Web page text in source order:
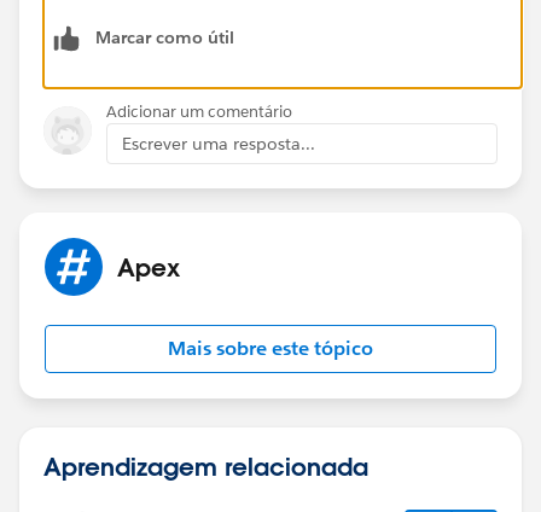
Marcar como útil
Adicionar um comentário
Escrever uma resposta...
Apex
Mais sobre este tópico
Aprendizagem relacionada